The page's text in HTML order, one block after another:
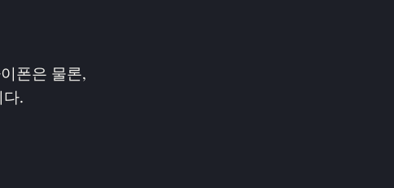
폰은 물론,
.